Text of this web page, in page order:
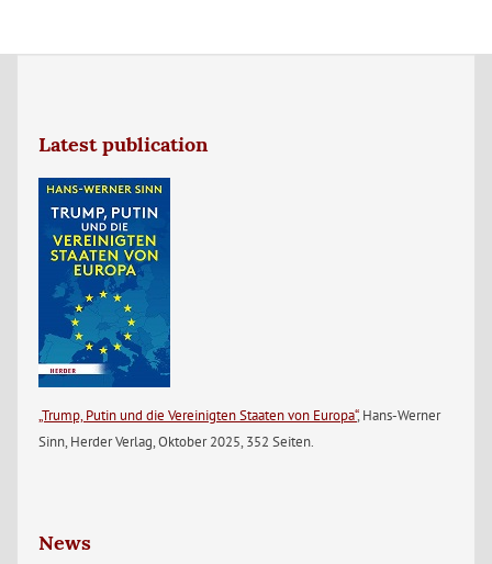
Latest publication
„Trump, Putin und die Vereinigten Staaten von Europa“, Hans-Werner
Sinn, Herder Verlag, Oktober 2025, 352 Seiten.
News